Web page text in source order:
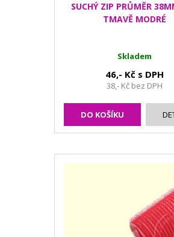
SUCHÝ ZIP PRŮMĚR
TMAVĚ MODRÉ
Skladem
46,- Kč s DPH
38,- Kč bez DPH
DO KOŠÍKU